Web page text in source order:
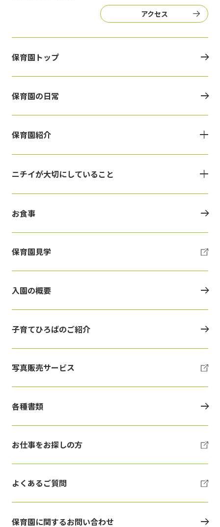
アクセス
保育園トップ
保育園の日常
保育園紹介
ニチイが大切にしていること
お食事
保育園見学
入園の概要
子育てひろばのご紹介
写真販売サービス
各種書類
お仕事をお探しの方
よくあるご質問
保育園に関するお問い合わせ